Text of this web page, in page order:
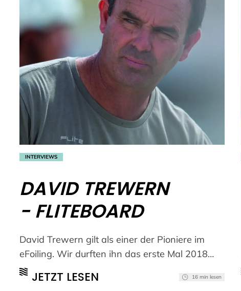
INTERVIEWS
DAVID TREWERN
- FLITEBOARD
David Trewern gilt als einer der Pioniere im
eFoiling. Wir durften ihn das erste Mal 2018
treffen. Und das war zum Glück nicht das letzte
- immer erfrischend, der David! (mehr …)
JETZT LESEN 16 min lesen